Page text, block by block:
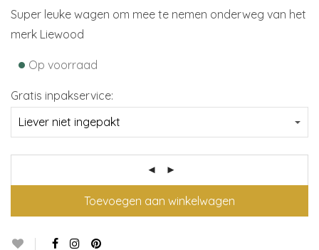
Super leuke wagen om mee te nemen onderweg van het
merk Liewood
• Op voorraad
Gratis inpakservice:
Toevoegen aan winkelwagen